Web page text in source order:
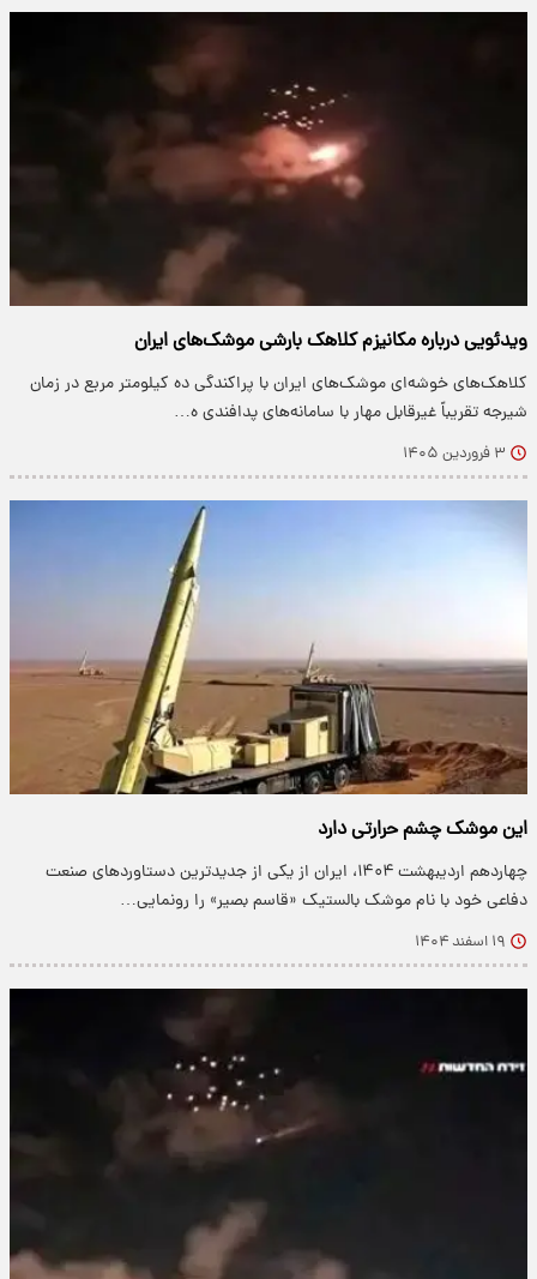
ویدئویی درباره مکانیزم کلاهک بارشی موشک‌های ایران
کلاهک‌های خوشه‌ای موشک‌های ایران با پراکندگی ده کیلومتر مربع در زمان
شیرجه تقریباً غیرقابل مهار با سامانه‌های پدافندی ه…
۳ فروردین ۱۴۰۵
این موشک چشم حرارتی دارد
چهاردهم اردیبهشت ۱۴۰۴، ایران از یکی از جدیدترین دستاوردهای صنعت
دفاعی خود با نام موشک بالستیک «قاسم بصیر» را رونمایی…
۱۹ اسفند ۱۴۰۴